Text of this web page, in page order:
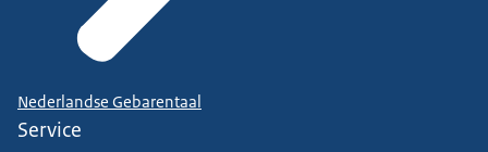
Nederlandse Gebarentaal
Service